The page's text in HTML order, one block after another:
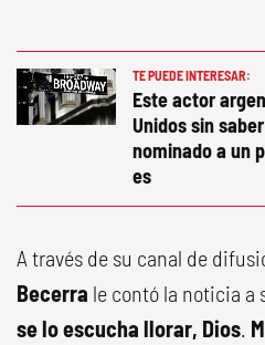
TE PUEDE INTERESAR:
Este actor
Unidos sin
nominado a un
es
A través de su canal de
Becerra le contó la noticia a
se lo escucha llorar, Dios.